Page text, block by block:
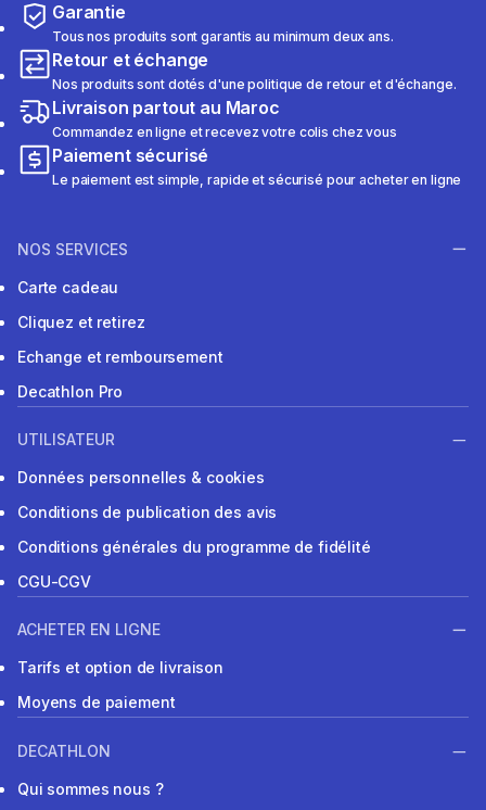
Garantie
Tous nos produits sont garantis au minimum deux ans.
Retour et échange
Nos produits sont dotés d'une politique de retour et d'échange.
Livraison partout au Maroc
Commandez en ligne et recevez votre colis chez vous
Paiement sécurisé
Le paiement est simple, rapide et sécurisé pour acheter en ligne
NOS SERVICES
Carte cadeau
Cliquez et retirez
Echange et remboursement
Decathlon Pro
UTILISATEUR
Données personnelles & cookies
Conditions de publication des avis
Conditions générales du programme de fidélité
CGU-CGV
ACHETER EN LIGNE
Tarifs et option de livraison
Moyens de paiement
DECATHLON
Qui sommes nous ?